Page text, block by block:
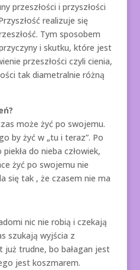
przeszłości i przyszłości
realizuje się
Tym sposobem
i skutku, które jest
przeszłości czyli cienia,
tak diametralnie różną
może żyć po swojemu.
by żyć w „tu i teraz”. Po
do nieba człowiek,
żyć po swojemu nie
się tak , że czasem nie ma
nic nie robią i czekają
szukają wyjścia z
już trudne, bo bałagan jest
jest koszmarem.